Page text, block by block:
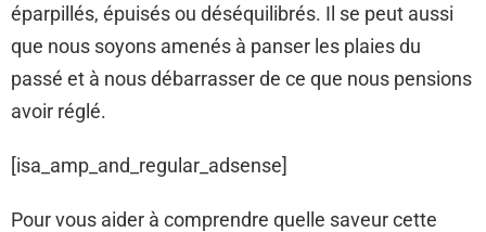
éparpillés, épuisés ou déséquilibrés. Il se peut aussi
que nous soyons amenés à panser les plaies du
passé et à nous débarrasser de ce que nous pensions
avoir réglé.
[isa_amp_and_regular_adsense]
Pour vous aider à comprendre quelle saveur cette